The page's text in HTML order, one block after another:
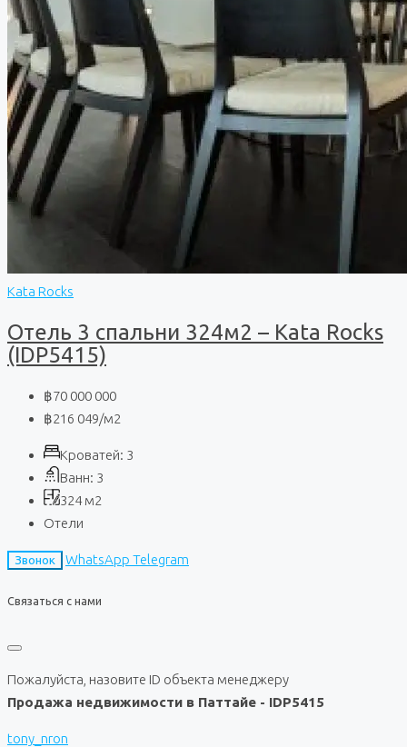
Kata Rocks
Отель 3 спальни 324м2 – Kata Rocks
(IDP5415)
฿70 000 000
฿216 049/м2
Кроватей: 3
Ванн: 3
324 м2
Отели
Звонок WhatsApp Telegram
Связаться с нами
Пожалуйста, назовите ID объекта менеджеру
Продажа недвижимости в Паттайе - IDP5415
tony_nron